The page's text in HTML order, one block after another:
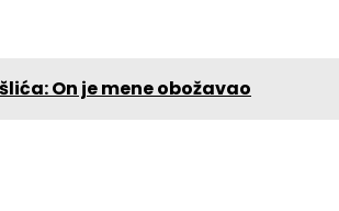
On je mene obožavao